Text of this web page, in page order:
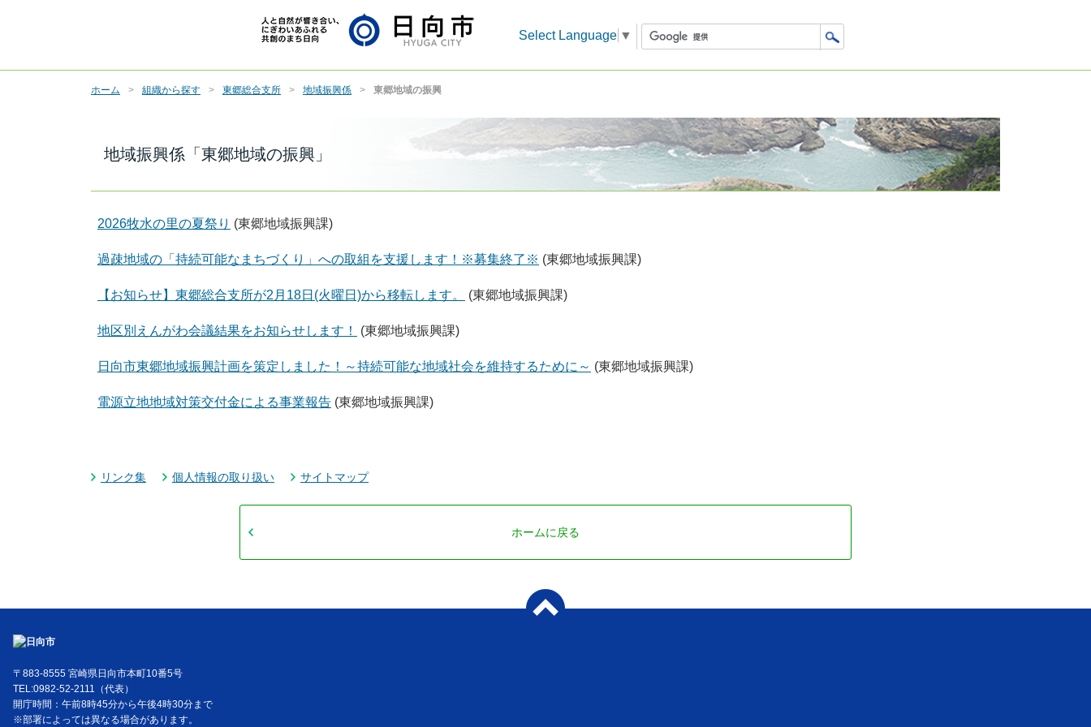
Select Language ▼
ホーム 組織から探す 東郷総合支所 地域振興係 東郷地域の振興
地域振興係「東郷地域の振興」
2026牧水の里の夏祭り (東郷地域振興課)
過疎地域の「持続可能なまちづくり」への取組を支援します！※募集終了※ (東郷地域振興課)
【お知らせ】東郷総合支所が2月18日(火曜日)から移転します。 (東郷地域振興課)
地区別えんがわ会議結果をお知らせします！ (東郷地域振興課)
日向市東郷地域振興計画を策定しました！～持続可能な地域社会を維持するために～ (東郷地域振興課)
電源立地地域対策交付金による事業報告 (東郷地域振興課)
リンク集 個人情報の取り扱い サイトマップ
ホームに戻る
〒883-8555 宮崎県日向市本町10番5号
TEL:0982-52-2111（代表）
開庁時間：午前8時45分から午後4時30分まで
※部署によっては異なる場合があります。